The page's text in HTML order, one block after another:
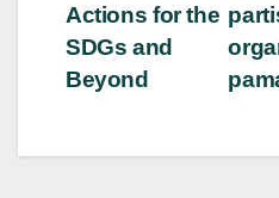
Actions for the
SDGs and
Beyond